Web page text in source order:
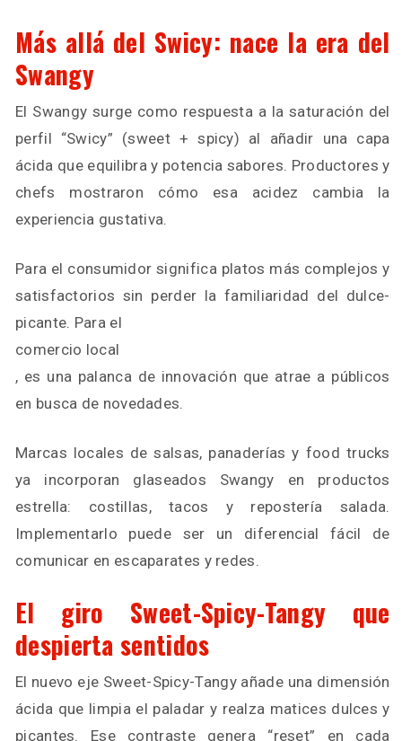
Más allá del Swicy: nace la era del
Swangy
El Swangy surge como respuesta a la saturación del
perfil “Swicy” (sweet + spicy) al añadir una capa
ácida que equilibra y potencia sabores. Productores y
chefs mostraron cómo esa acidez cambia la
experiencia gustativa.
Para el consumidor significa platos más complejos y
satisfactorios sin perder la familiaridad del dulce-
picante. Para el
comercio local
, es una palanca de innovación que atrae a públicos
en busca de novedades.
Marcas locales de salsas, panaderías y food trucks
ya incorporan glaseados Swangy en productos
estrella: costillas, tacos y repostería salada.
Implementarlo puede ser un diferencial fácil de
comunicar en escaparates y redes.
El giro Sweet-Spicy-Tangy que
despierta sentidos
El nuevo eje Sweet-Spicy-Tangy añade una dimensión
ácida que limpia el paladar y realza matices dulces y
picantes. Ese contraste genera “reset” en cada